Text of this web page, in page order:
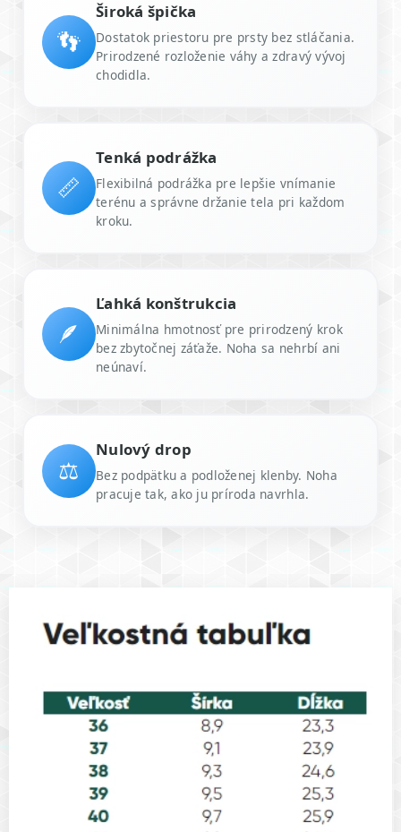
👣
Široká špička
Dostatok priestoru pre prsty bez stláčania.
Prirodzené rozloženie váhy a zdravý vývoj
chodidla.
📏
Tenká podrážka
Flexibilná podrážka pre lepšie vnímanie
terénu a správne držanie tela pri každom
kroku.
🪶
Ľahká konštrukcia
Minimálna hmotnosť pre prirodzený krok
bez zbytočnej záťaže. Noha sa nehrbí ani
neúnaví.
⚖️
Nulový drop
Bez podpätku a podloženej klenby. Noha
pracuje tak, ako ju príroda navrhla.